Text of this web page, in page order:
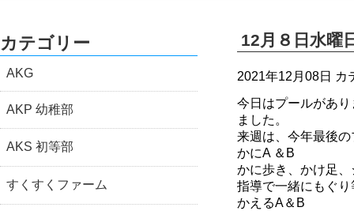
12月８日水曜
2021年12月08日 カ
今日はプールがあ
ました。
来週は、今年最後
かにA ＆B
かに歩き、かけ足
指導で一緒にもぐ
かえるA＆B
カテゴリー
AKG
AKP 幼稚部
AKS 初等部
すくすくファーム